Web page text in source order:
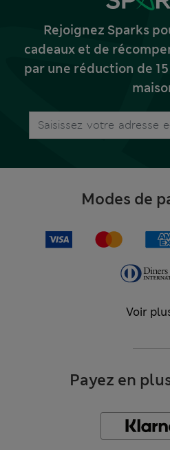
Rejoignez Sparks
cadeaux et de
par une réduction de
Modes de
Voir
Payez en